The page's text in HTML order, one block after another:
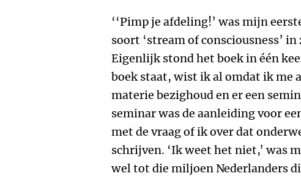
‘‘Pimp je afdeling!’ was mijn
soort ‘stream of consciousness’
Eigenlijk stond het boek in één
boek staat, wist ik al omdat ik me
materie bezighoud en er een
seminar was de aanleiding voor
met de vraag of ik over dat
schrijven. ‘Ik weet het niet,’ was
wel tot die miljoen Nederlanders